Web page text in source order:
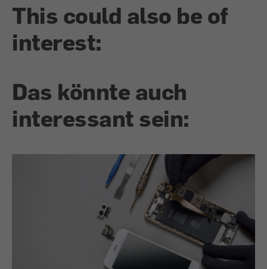
This could also be of
interest:
Das könnte auch
interessant sein: